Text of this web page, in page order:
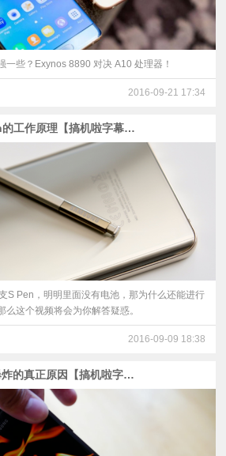
一些？Exynos 8890 对决 A10 处理器！
2016-09-21 17:34
解析三星Note7 S Pen的工作原理【搞机啦字幕组】
S Pen，明明里面没有电池，那为什么还能进行
这个视频将会为你解答疑惑。
2016-09-09 18:38
深度解析三星Note7爆炸的真正原因【搞机啦字幕组】